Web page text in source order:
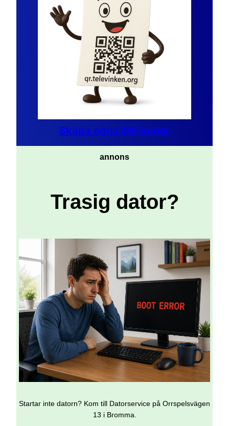
Skapa egna QR-koder
annons
Trasig dator?
Startar inte datorn? Kom till Datorservice på Orrspelsvägen
13 i Bromma.